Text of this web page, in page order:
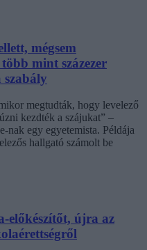
mégsem
mint százezer
szabály
megtudták, hogy levelező
kezdték a szájukat” –
nak egy egyetemista. Példája
hallgató számolt be
előkészítőt, újra az